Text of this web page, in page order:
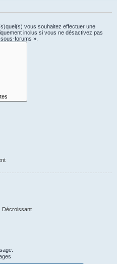
vous souhaitez effectuer une
inclus si vous ne désactivez pas
forums ».
Décroissant